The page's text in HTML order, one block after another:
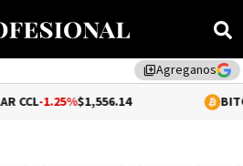
library_addAgreganos
$1,556.14 0.31%